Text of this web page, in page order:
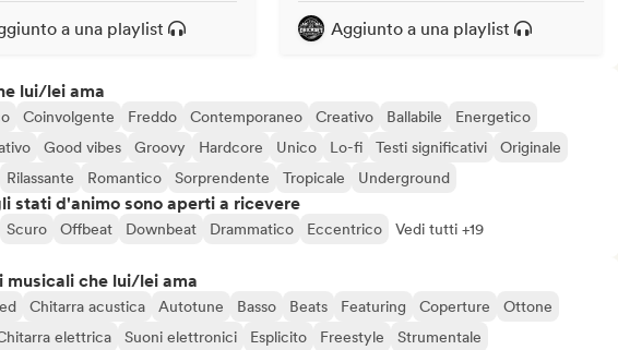
a una playlist Aggiunto a una playlist
lui/lei ama
Coinvolgente Freddo Contemporaneo Creativo Ballabile
Energetico
Good vibes Groovy Hardcore Unico Lo-fi Testi significativi
Originale
Rilassante Romantico Sorprendente Tropicale Underground
stati d'animo sono aperti a ricevere
Scuro Offbeat Downbeat Drammatico Eccentrico Vedi tutti +19
che lui/lei ama
Chitarra acustica Autotune Basso Beats Featuring Coperture
Ottone
elettrica Suoni elettronici Esplicito Freestyle
Strumentale